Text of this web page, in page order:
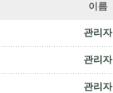
이름
관리자
관리자
관리자